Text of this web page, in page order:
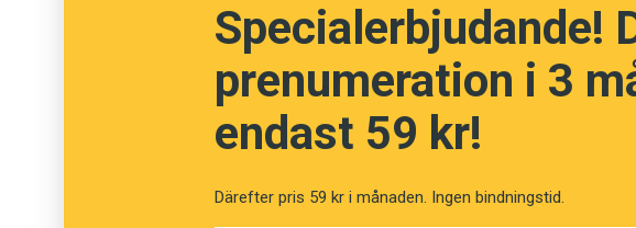
Specialerbjudande!
prenumeration i 3
endast 59 kr!
Därefter pris 59 kr i månaden. Ingen bindningstid.